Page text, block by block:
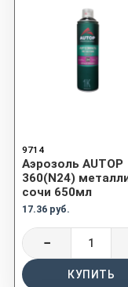
9714
Аэрозоль AUTOP
360(N24)
сочи 650мл
17.36 руб.
−
КУПИТЬ